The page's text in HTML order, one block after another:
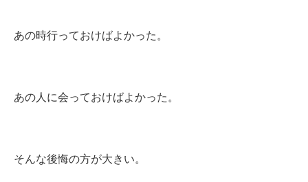
あの時行っておけばよかった。
あの人に会っておけばよかった。
そんな後悔の方が大きい。